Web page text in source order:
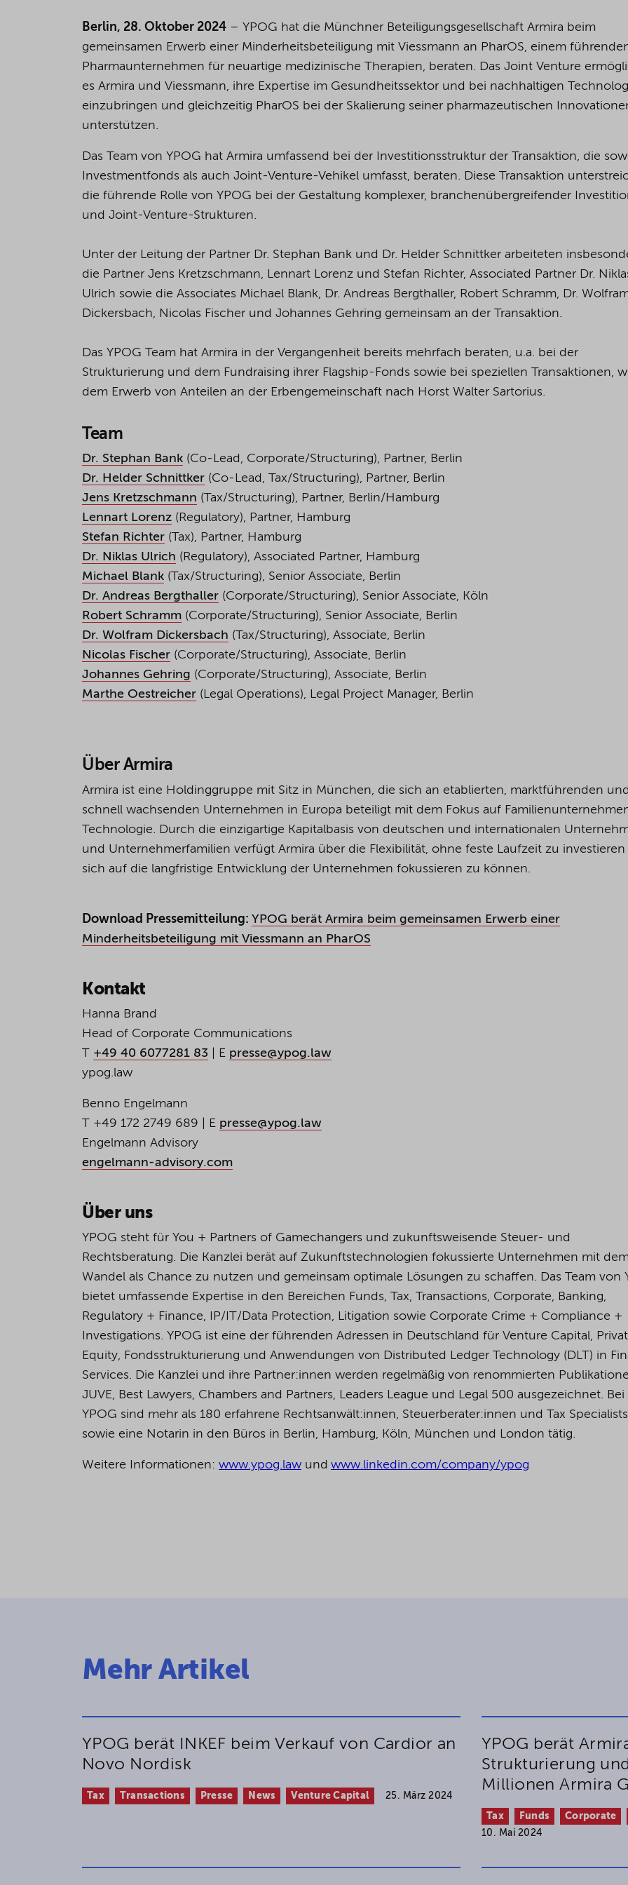
Berlin, 28. Oktober 2024 – YPOG hat die Münchner Beteiligungsgesellschaft Armira beim
gemeinsamen Erwerb einer Minderheitsbeteiligung mit Viessmann an PharOS, einem
Pharmaunternehmen für neuartige medizinische Therapien, beraten. Das Joint Venture
es Armira und Viessmann, ihre Expertise im Gesundheitssektor und bei nachhaltigen
einzubringen und gleichzeitig PharOS bei der Skalierung seiner pharmazeutischen
unterstützen.
Das Team von YPOG hat Armira umfassend bei der Investitionsstruktur der Transaktion, die
Investmentfonds als auch Joint-Venture-Vehikel umfasst, beraten. Diese Transaktion
die führende Rolle von YPOG bei der Gestaltung komplexer, branchenübergreifender
und Joint-Venture-Strukturen.
Unter der Leitung der Partner Dr. Stephan Bank und Dr. Helder Schnittker arbeiteten
die Partner Jens Kretzschmann, Lennart Lorenz und Stefan Richter, Associated Partner Dr.
Ulrich sowie die Associates Michael Blank, Dr. Andreas Bergthaller, Robert Schramm, Dr.
Dickersbach, Nicolas Fischer und Johannes Gehring gemeinsam an der Transaktion.
Das YPOG Team hat Armira in der Vergangenheit bereits mehrfach beraten, u.a. bei der
Strukturierung und dem Fundraising ihrer Flagship-Fonds sowie bei speziellen Transaktionen,
dem Erwerb von Anteilen an der Erbengemeinschaft nach Horst Walter Sartorius.
Team
Dr. Stephan Bank (Co-Lead, Corporate/Structuring), Partner, Berlin
Dr. Helder Schnittker (Co-Lead, Tax/Structuring), Partner, Berlin
Jens Kretzschmann (Tax/Structuring), Partner, Berlin/Hamburg
Lennart Lorenz (Regulatory), Partner, Hamburg
Stefan Richter (Tax), Partner, Hamburg
Dr. Niklas Ulrich (Regulatory), Associated Partner, Hamburg
Michael Blank (Tax/Structuring), Senior Associate, Berlin
Dr. Andreas Bergthaller (Corporate/Structuring), Senior Associate, Köln
Robert Schramm (Corporate/Structuring), Senior Associate, Berlin
Dr. Wolfram Dickersbach (Tax/Structuring), Associate, Berlin
Nicolas Fischer (Corporate/Structuring), Associate, Berlin
Johannes Gehring (Corporate/Structuring), Associate, Berlin
Marthe Oestreicher (Legal Operations), Legal Project Manager, Berlin
Über Armira
Armira ist eine Holdinggruppe mit Sitz in München, die sich an etablierten, marktführenden
schnell wachsenden Unternehmen in Europa beteiligt mit dem Fokus auf
Technologie. Durch die einzigartige Kapitalbasis von deutschen und internationalen
und Unternehmerfamilien verfügt Armira über die Flexibilität, ohne feste Laufzeit zu
sich auf die langfristige Entwicklung der Unternehmen fokussieren zu können.
Download Pressemitteilung: YPOG berät Armira beim gemeinsamen Erwerb einer
Minderheitsbeteiligung mit Viessmann an PharOS
Kontakt
Hanna Brand
Head of Corporate Communications
T +49 40 6077281 83 | E presse@ypog.law
ypog.law
Benno Engelmann
T +49 172 2749 689 | E presse@ypog.law
Engelmann Advisory
engelmann-advisory.com
Über uns
YPOG steht für You + Partners of Gamechangers und zukunftsweisende Steuer- und
Rechtsberatung. Die Kanzlei berät auf Zukunftstechnologien fokussierte Unternehmen mit
Wandel als Chance zu nutzen und gemeinsam optimale Lösungen zu schaffen. Das Team von
bietet umfassende Expertise in den Bereichen Funds, Tax, Transactions, Corporate, Banking,
Regulatory + Finance, IP/IT/Data Protection, Litigation sowie Corporate Crime + Compliance +
Investigations. YPOG ist eine der führenden Adressen in Deutschland für Venture Capital,
Equity, Fondsstrukturierung und Anwendungen von Distributed Ledger Technology (DLT) in
Services. Die Kanzlei und ihre Partner:innen werden regelmäßig von renommierten
JUVE, Best Lawyers, Chambers and Partners, Leaders League und Legal 500 ausgezeichnet. Bei
YPOG sind mehr als 180 erfahrene Rechtsanwält:innen, Steuerberater:innen und Tax Specialists
sowie eine Notarin in den Büros in Berlin, Hamburg, Köln, München und London tätig.
Weitere Informationen: www.ypog.law und www.linkedin.com/company/ypog
Mehr Artikel
YPOG berät INKEF beim Verkauf von Cardior an
Novo Nordisk
Tax Transactions Presse News Venture Capital 25. März 2024
YPOG berät
Strukturierung
Millionen Armira
Tax Funds
Corporate
10. Mai 2024